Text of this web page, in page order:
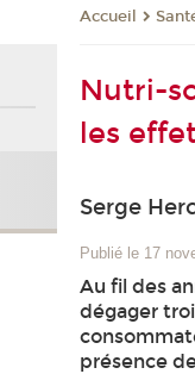
Accueil
Nutri-
les
Serge
Publié le 17
Au fil des
dégager
présence